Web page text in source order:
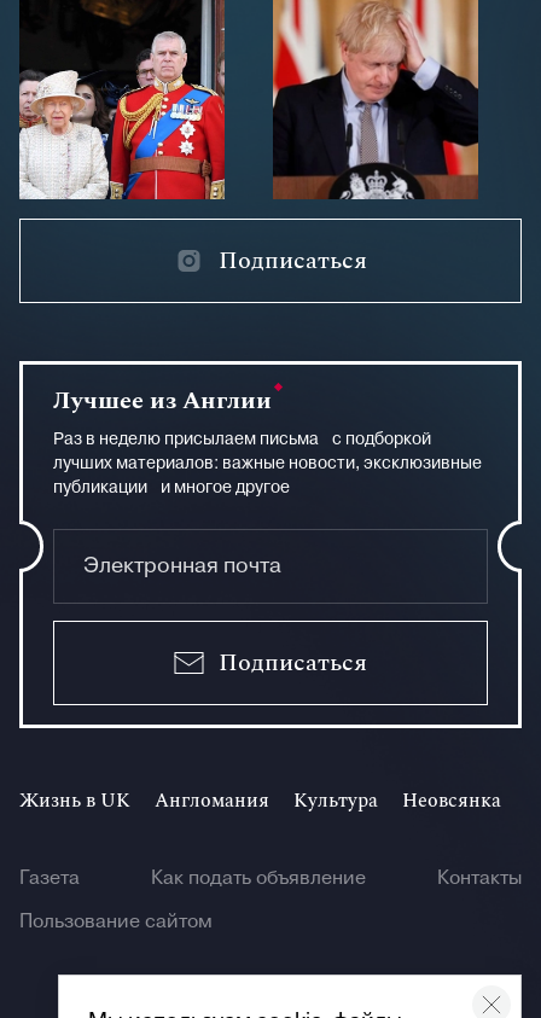
Подписаться
Лучшее из Англии
Раз в неделю присылаем письма с подборкой
лучших материалов: важные новости, эксклюзивные
публикации и многое другое
Подписаться
Жизнь в UK Англомания Культура Неовсянка
Газета Как подать объявление
Контакты
Пользование сайтом